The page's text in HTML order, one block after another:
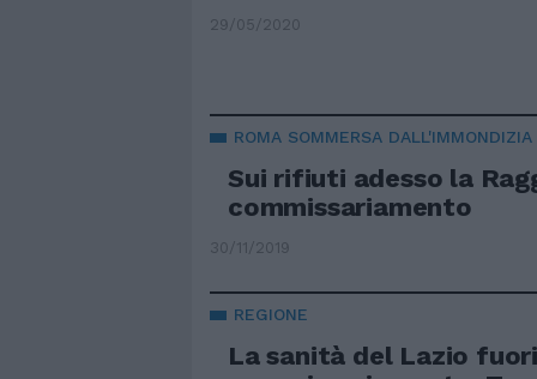
29/05/2020
ROMA SOMMERSA DALL'IMMONDIZIA
Sui rifiuti adesso la
commissariamento
30/11/2019
REGIONE
La sanità del Lazio